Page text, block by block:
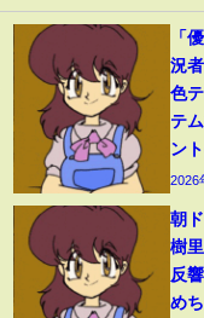
「
況
色
テ
ン
2026
朝
樹
反
め